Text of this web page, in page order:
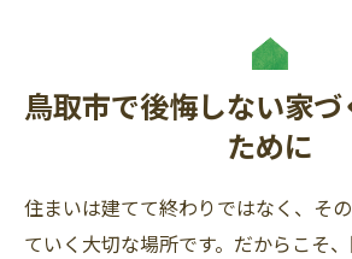
鳥取市で後悔しない家
ために
住まいは建てて終わりではなく、そ
ていく大切な場所です。だからこそ